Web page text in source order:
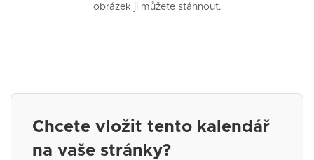
obrázek ji můžete stáhnout.
Chcete vložit tento kalendář
na vaše stránky?